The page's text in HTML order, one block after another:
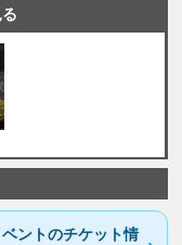
ントのチケット情